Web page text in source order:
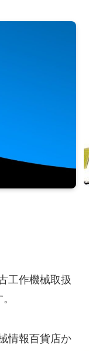
工作機械取扱
情報百貨店か